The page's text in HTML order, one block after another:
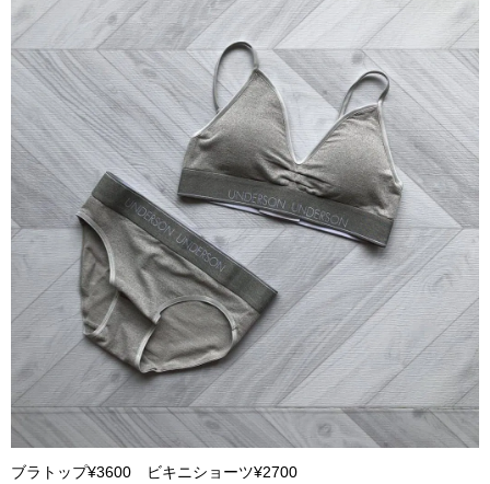
ブラトップ¥3600 ビキニショーツ¥2700